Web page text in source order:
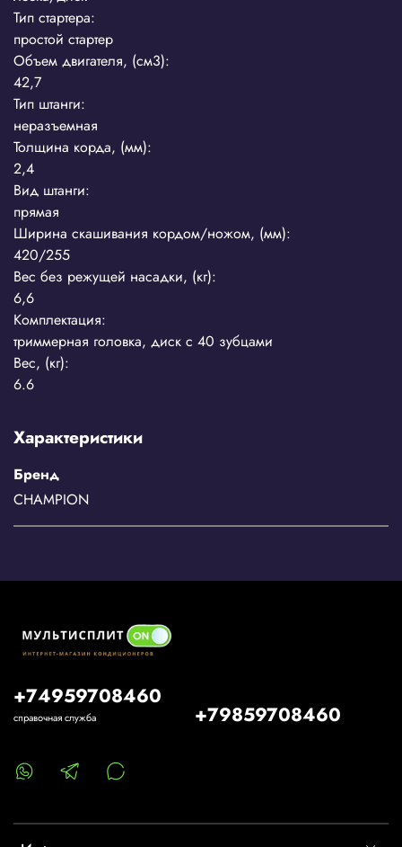
Тип стартера:
простой стартер
Объем двигателя, (см3):
42,7
Тип штанги:
неразъемная
Толщина корда, (мм):
2,4
Вид штанги:
прямая
Ширина скашивания кордом/ножом, (мм):
420/255
Вес без режущей насадки, (кг):
6,6
Комплектация:
триммерная головка, диск с 40 зубцами
Вес, (кг):
6.6
Характеристики
Бренд
CHAMPION
+74959708460
справочная служба +79859708460